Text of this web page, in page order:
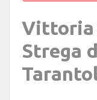
Vittoria
Strega